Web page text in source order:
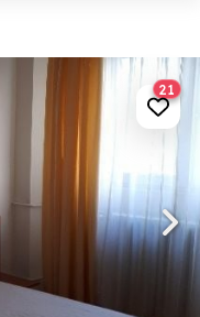
21